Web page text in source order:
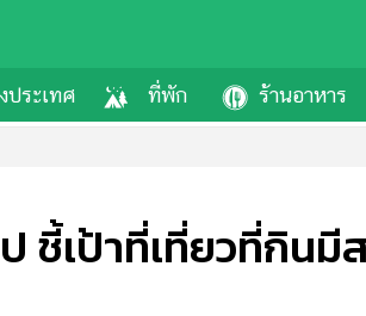
ประเทศ ที่พัก ร้านอาหาร
ชี้เป้าที่เที่ยวที่กินมี